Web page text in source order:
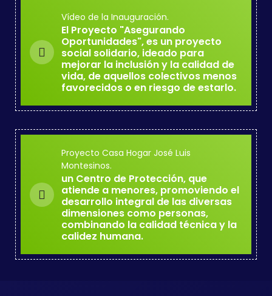
Vídeo de la Inauguración.
El Proyecto "Asegurando
Oportunidades", es un proyecto
social solidario, ideado para
mejorar la inclusión y la calidad de
vida, de aquellos colectivos menos
favorecidos o en riesgo de estarlo.
Proyecto Casa Hogar José Luis
Montesinos.
un Centro de Protección, que
atiende a menores, promoviendo el
desarrollo integral de las diversas
dimensiones como personas,
combinando la calidad técnica y la
calidez humana.